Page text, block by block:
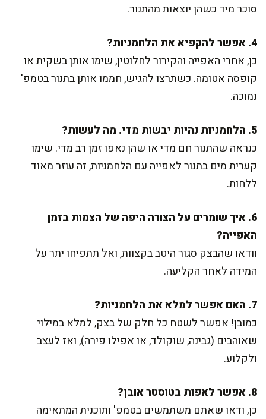
סוכר מיד כשהן יוצאות מהתנור.
4. אפשר להקפיא את הלחמניות?
כן, אחרי האפייה והקירור לחלוטין, שימו אותן בשקית או
קופסה אטומה. כשתרצו להגיש, חממו אותן בתנור בטמפ'
נמוכה.
5. הלחמניות נהיות יבשות מדי. מה לעשות?
כנראה שהתנור חם מדי או שהן נאפו זמן רב מדי. שימו
קערית מים בתנור לאפייה עם הלחמניות, זה עוזר מאוד
ללחות.
6. איך שומרים על הצורה היפה של הצמות בזמן
האפייה?
וודאו שהבצק סגור היטב בקצוות, ואל תתפיחו יתר על
המידה לאחר הקליעה.
7. האם אפשר למלא את הלחמניות?
כמובן! אפשר לשטח כל חלק של בצק, למלא במילוי
שאוהבים (גבינה, שוקולד, או אפילו פירה), ואז לעצב
ולקלוע.
8. אפשר לאפות בטוסטר אובן?
כן, ודאו שאתם משתמשים בטמפ' ותוכנית המתאימה